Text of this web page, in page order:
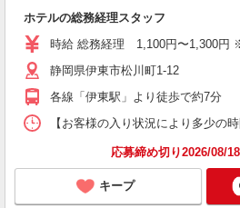
ホテルの総務経理スタッフ
時給 総務経理 1,100円〜1,300円
静岡県伊東市松川町1-12
各線「伊東駅」より徒歩で約7分
【お客様の入り状況により多少の
応募締め切り2026/08/
キープ